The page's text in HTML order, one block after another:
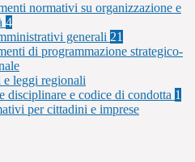
normativi su organizzazione e
4
generali 21
di programmazione strategico-
e leggi regionali
disciplinare e codice di condotta 1
per cittadini e imprese